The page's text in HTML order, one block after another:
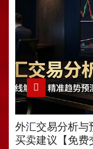
外汇交易分析
买卖建议【免费